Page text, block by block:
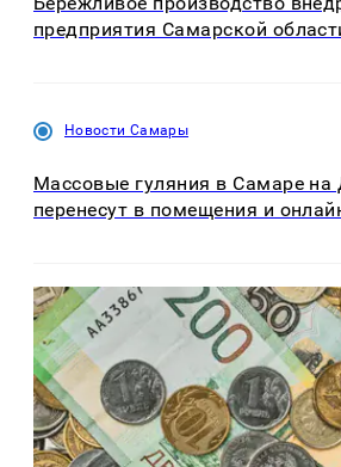
предприятия Самарской
Новости Самары
Массовые гуляния в Самаре на
перенесут в помещения и